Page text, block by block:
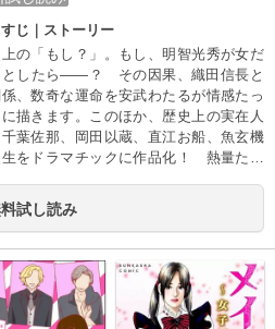
じ｜ストーリー
上の「もし？」。もし、明智光秀が女だ
としたら――？ その因果、織田信長と
、数奇な運命を安武わたるが情感たっ
描きます。このほか、歴史上の実在人
葉佐那、岡田以蔵、直江お船、魚玄機
生をドラマチックに作品化！ 熱量たっ
みください。
試し読み